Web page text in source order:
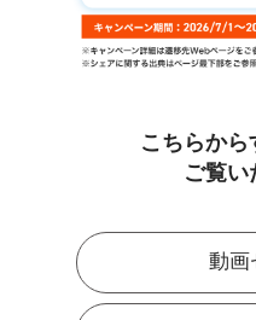
こちらから
ご覧い
動画